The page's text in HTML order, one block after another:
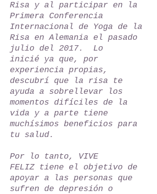
Risa y al participar en la
Primera Conferencia
Internacional de Yoga de la
Risa en Alemania el pasado
julio del 2017. Lo
inicié ya que, por
experiencia propias,
descubrí que la risa te
ayuda a sobrellevar los
momentos difíciles de la
vida y a parte tiene
muchísimos beneficios para
tu salud.
Por lo tanto, VIVE
FELIZ tiene el objetivo de
apoyar a las personas que
sufren de depresión o